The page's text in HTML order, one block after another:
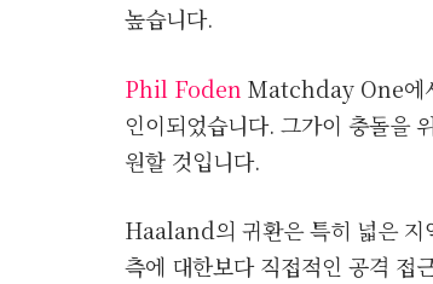
높습니다.
Phil Foden Matchday One에
인이되었습니다. 그가이 충돌을
원할 것입니다.
Haaland의 귀환은 특히 넓은 지
측에 대한보다 직접적인 공격 접